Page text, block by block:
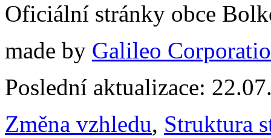
Oficiální stránky obce
made by Galileo
Poslední aktualizace:
Změna vzhledu, Struktura